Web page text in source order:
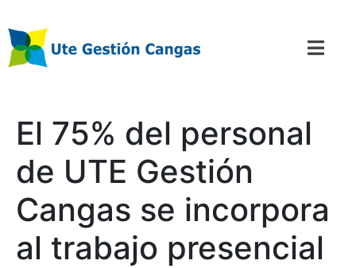
El 75% del personal
de UTE Gestión
Cangas se incorpora
al trabajo presencial